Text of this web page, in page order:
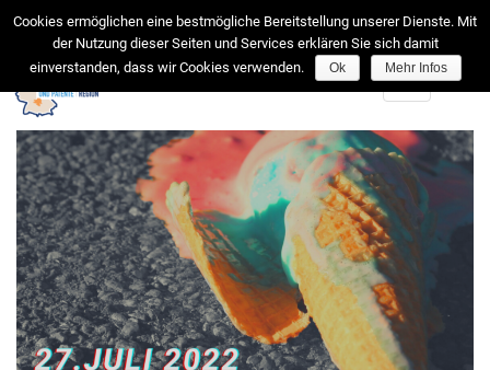
facebook
Toggle
Cookies ermöglichen eine bestmögliche Bereitstellung unserer Dienste. Mit
der Nutzung dieser Seiten und Services erklären Sie sich damit
einverstanden, dass wir Cookies verwenden.
Ok Mehr Infos